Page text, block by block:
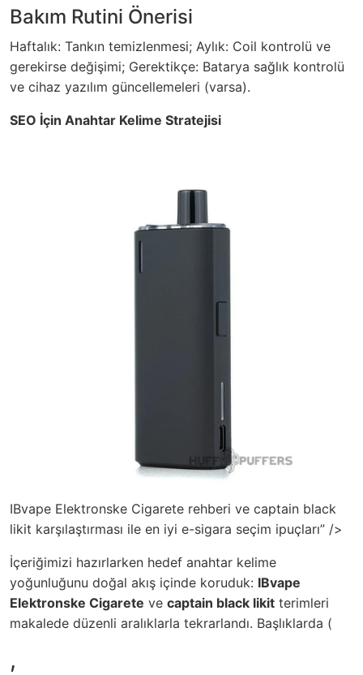
Bakım Rutini Önerisi
Haftalık: Tankın temizlenmesi; Aylık: Coil kontrolü ve
gerekirse değişimi; Gerektikçe: Batarya sağlık kontrolü
ve cihaz yazılım güncellemeleri (varsa).
SEO İçin Anahtar Kelime Stratejisi
IBvape Elektronske Cigarete rehberi ve captain black
likit karşılaştırması ile en iyi e-sigara seçim ipuçları” />
İçeriğimizi hazırlarken hedef anahtar kelime
yoğunluğunu doğal akış içinde koruduk: IBvape
Elektronske Cigarete ve captain black likit terimleri
makalede düzenli aralıklarla tekrarlandı. Başlıklarda (
,